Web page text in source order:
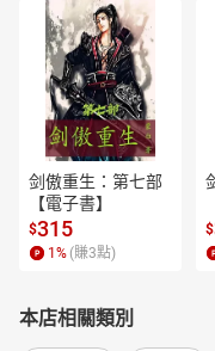
剑傲重生：第七部
【電子書】
$315
1 % (賺3點)
$
本店相關類別